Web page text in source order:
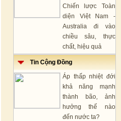
Chiến lược Toàn
diện Việt Nam -
Australia đi vào
chiều sâu, thực
chất, hiệu quả
Tin Cộng Đồng
Áp thấp nhiệt đới
khả năng mạnh
thành bão, ảnh
hưởng thế nào
đến nước ta?